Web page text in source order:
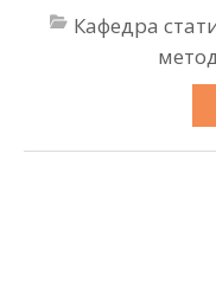
Кафедра